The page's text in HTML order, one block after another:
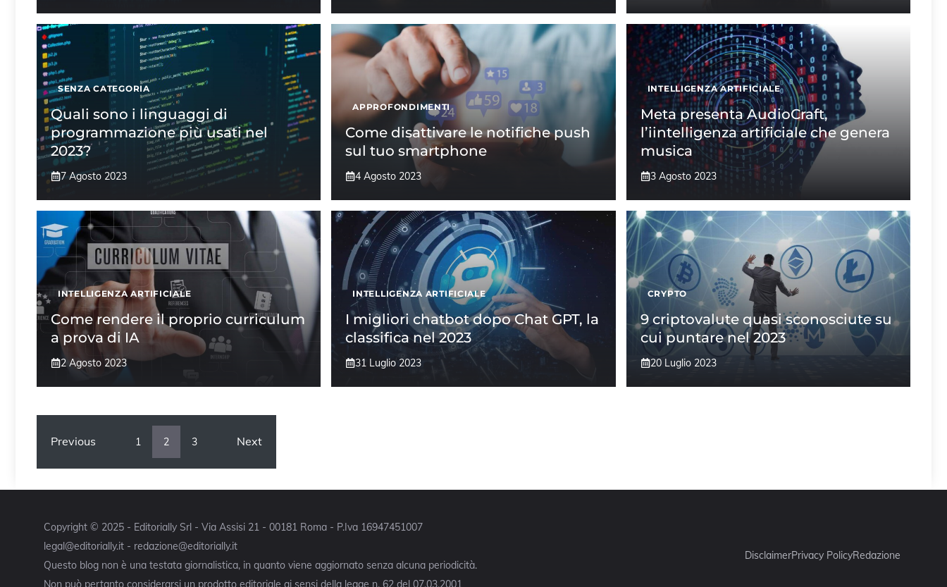
SENZA CATEGORIA
Quali sono i linguaggi di
programmazione più usati nel
2023?
7 Agosto 2023
APPROFONDIMENTI
Come disattivare le notifiche push
sul tuo smartphone
4 Agosto 2023
INTELLIGENZA ARTIFICIALE
Meta presenta AudioCraft,
l’iintelligenza artificiale che genera
musica
3 Agosto 2023
INTELLIGENZA ARTIFICIALE
Come rendere il proprio curriculum
a prova di IA
2 Agosto 2023
INTELLIGENZA ARTIFICIALE
I migliori chatbot dopo Chat GPT, la
classifica nel 2023
31 Luglio 2023
CRYPTO
9 criptovalute quasi sconosciute su
cui puntare nel 2023
20 Luglio 2023
Previous 1 2 3 Next
Copyright © 2025 - Editorially Srl - Via Assisi 21 - 00181 Roma - P.Iva 16947451007
legal@editorially.it - redazione@editorially.it
Questo blog non è una testata giornalistica, in quanto viene aggiornato senza alcuna periodicità.
Non può pertanto considerarsi un prodotto editoriale ai sensi della legge n. 62 del 07.03.2001
DisclaimerPrivacy PolicyRedazione